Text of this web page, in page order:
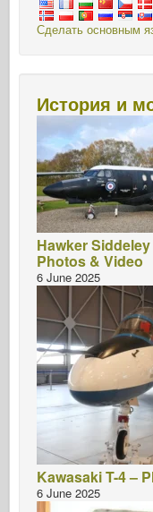
Сделать основным
История и
Hawker
Photos & Video
6 June 2025
Kawasaki T-4 –
6 June 2025